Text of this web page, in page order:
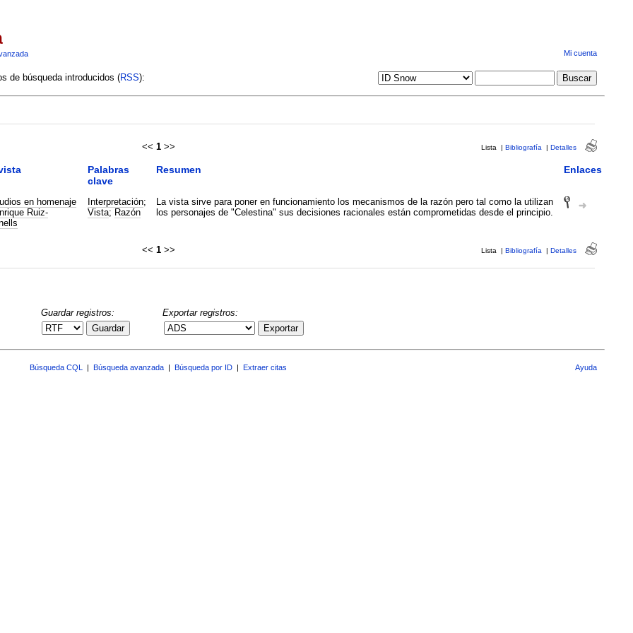
Mi cuenta
de búsqueda introducidos (RSS):
<< 1 >> Lista | Bibliografía | Detalles
Palabras
clave
Resumen Enlaces
en homenaje
Ruiz-
Interpretación;
Vista; Razón
La vista sirve para poner en funcionamiento los mecanismos de la razón pero tal como la utilizan
los personajes de "Celestina" sus decisiones racionales están comprometidas desde el principio.
<< 1 >> Lista | Bibliografía | Detalles
Guardar registros:
Guardar
Exportar registros:
Exportar
Búsqueda CQL Búsqueda avanzada Búsqueda por ID Extraer citas Ayuda